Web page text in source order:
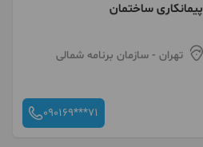
پیمانکاری ساختمان
تهران - سازمان برنامه شمالی
090169***71